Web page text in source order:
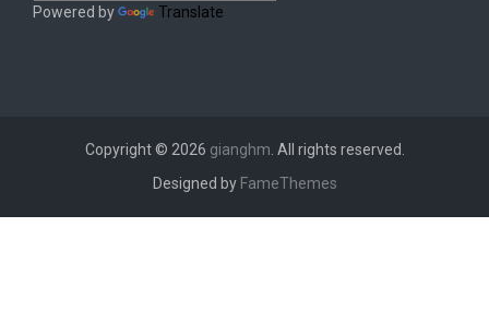
Powered by Translate
Copyright © 2026 gianghm . All rights reserved.
Designed by FameThemes